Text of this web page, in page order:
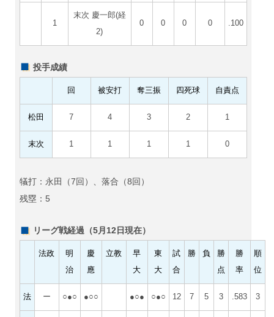
1
末次 慶一郎(経
2)
0 0 0 0 .100
投手成績
回 被安打 奪三振 四死球 自責点
松田 7 4 3 2 1
末次 1 1 1 1 0
犠打：永田（7回）、落合（8回）
残塁：5
リーグ戦経過（5月12日現在）
法政
明
治
慶
應
立教
早
大
東
大
試
合
勝 負
勝
点
勝
率
順
位
法 ー ○●○ ●○○ ●○● ○●○ 12 7 5 3 .583 3